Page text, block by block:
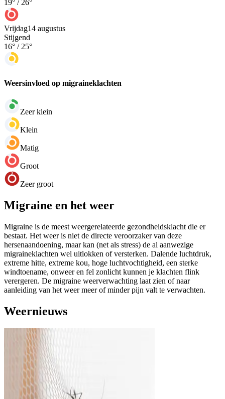
19° / 26°
Vrijdag14 augustus
Stijgend
16° / 25°
Weersinvloed op migraineklachten
Zeer klein
Klein
Matig
Groot
Zeer groot
Migraine en het weer
Migraine is de meest weergerelateerde gezondheidsklacht die er
bestaat. Het weer is niet de directe veroorzaker van deze
hersenaandoening, maar kan (net als stress) de al aanwezige
migraineklachten wel uitlokken of versterken. Dalende luchtdruk,
extreme hitte, extreme kou, hoge luchtvochtigheid, een sterke
windtoename, onweer en fel zonlicht kunnen je klachten flink
verergeren. De migraine weerverwachting laat zien of naar
aanleiding van het weer meer of minder pijn valt te verwachten.
Weernieuws